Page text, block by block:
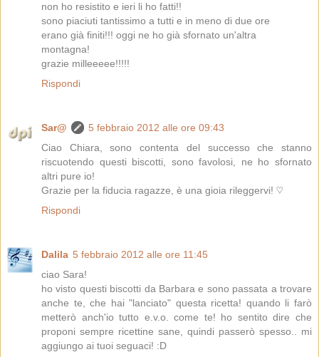
non ho resistito e ieri li ho fatti!!
sono piaciuti tantissimo a tutti e in meno di due ore
erano già finiti!!! oggi ne ho già sfornato un'altra
montagna!
grazie milleeeee!!!!!
Rispondi
Sar@
5 febbraio 2012 alle ore 09:43
Ciao Chiara, sono contenta del successo che stanno
riscuotendo questi biscotti, sono favolosi, ne ho sfornato
altri pure io!
Grazie per la fiducia ragazze, è una gioia rileggervi! ♡
Rispondi
Dalila 5 febbraio 2012 alle ore 11:45
ciao Sara!
ho visto questi biscotti da Barbara e sono passata a trovare
anche te, che hai "lanciato" questa ricetta! quando li farò
metterò anch'io tutto e.v.o. come te! ho sentito dire che
proponi sempre ricettine sane, quindi passerò spesso.. mi
aggiungo ai tuoi seguaci! :D